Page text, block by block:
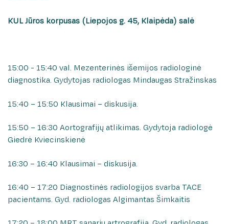
Neurochirurgijos klinika
Ortopedijos traumatologijos klinika
Psichiatrijos klinika
Radiologijos klinika
Fizinės medicinos ir reabilitacijos klinika
Vidaus ligų klinika
Ambulatorinių paslaugų centras
Laboratorinės medicinos ir kraujo banko centras
Medicininės reabilitacijos paslaugas teikiančios
Pacientų lankymo tvarka
Informacijos apie pacientą teikimo tvarka
Skundų nagrinėjimo tvarka
Informacija telefonu
Nukentėjusiems nuo seksualinio smurto
Kaip mus rasti
Pacientų apklausa
KUL Jūros korpusas (Liepojos g. 45, Klaipėda) salė
15:00 - 15:40 val. Mezenterinės išemijos radiologinė
diagnostika. Gydytojas radiologas Mindaugas Stražinskas
15:40 – 15:50 Klausimai – diskusija.
15:50 – 16:30 Aortografijų atlikimas. Gydytoja radiologė
Giedrė Kviecinskienė
16:30 – 16:40 Klausimai – diskusija.
16:40 – 17:20 Diagnostinės radiologijos svarba TACE
pacientams. Gyd. radiologas Algimantas Šimkaitis